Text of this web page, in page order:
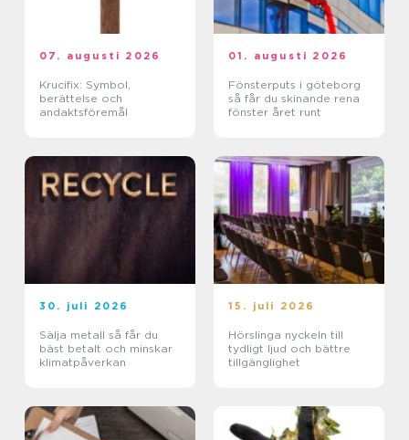
07. augusti 2026
Krucifix: Symbol,
berättelse och
andaktsföremål
01. augusti 2026
Fönsterputs i göteborg
så får du skinande rena
fönster året runt
30. juli 2026
Sälja metall så får du
bäst betalt och minskar
klimatpåverkan
15. juli 2026
Hörslinga nyckeln till
tydligt ljud och bättre
tillgänglighet